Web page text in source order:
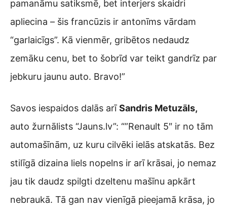
pamanāmu satiksmē, bet interjers skaidri
apliecina – šis francūzis ir antonīms vārdam
“garlaicīgs”. Kā vienmēr, gribētos nedaudz
zemāku cenu, bet to šobrīd var teikt gandrīz par
jebkuru jaunu auto. Bravo!”
Savos iespaidos dalās arīSandris Metuzāls,
auto žurnālists “Jauns.lv”: “”Renault 5″ ir no tām
automašīnām, uz kuru cilvēki ielās atskatās. Bez
stilīgā dizaina liels nopelns ir arī krāsai, jo nemaz
jau tik daudz spilgti dzeltenu mašīnu apkārt
nebraukā. Tā gan nav vienīgā pieejamā krāsa, jo